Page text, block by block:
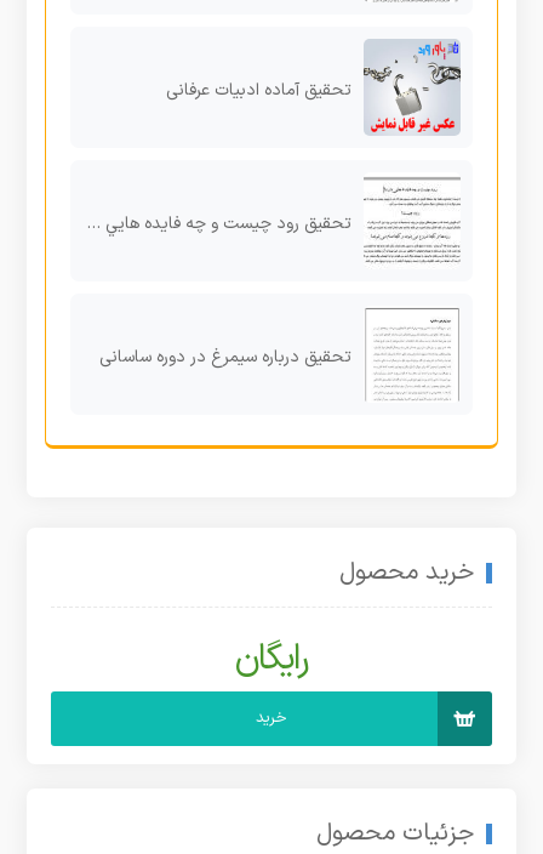
تحقیق آماده ادبیات عرفانی
تحقیق رود چيست و چه فايده هايي دارد؟
تحقیق درباره سیمرغ در دوره ساسانی
خرید محصول
رایگان
خرید
جزئیات محصول